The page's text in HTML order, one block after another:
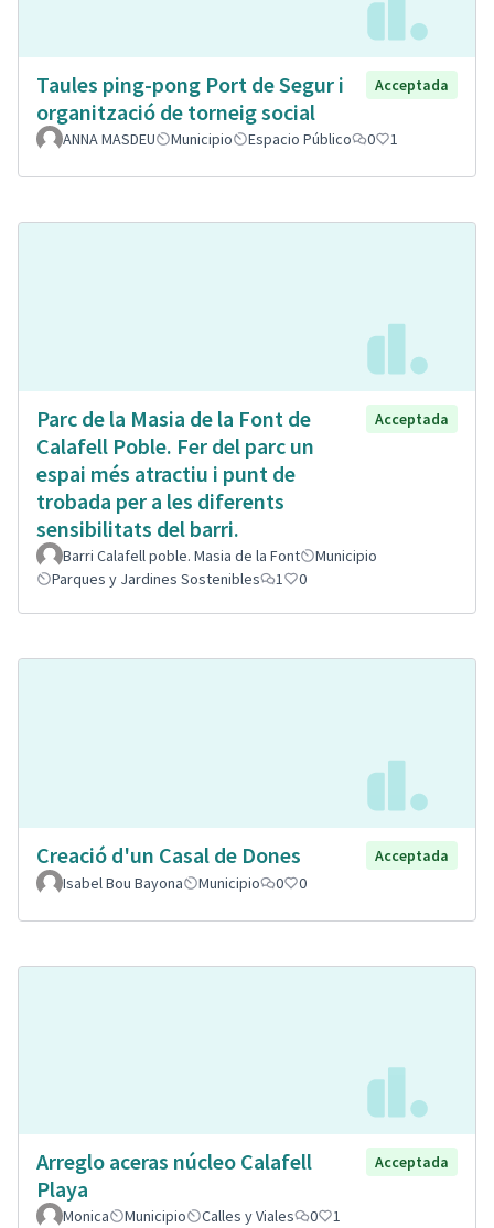
Taules ping-pong Port de Segur i
organització de torneig social
Acceptada
ANNA MASDEU Municipio Espacio Público 0 1
Parc de la Masia de la Font de
Calafell Poble. Fer del parc un
espai més atractiu i punt de
trobada per a les diferents
sensibilitats del barri.
Acceptada
Barri Calafell poble. Masia de la Font
Municipio
Parques y Jardines Sostenibles
1 0
Creació d'un Casal de Dones
Acceptada
Isabel Bou Bayona
Municipio 0 0
Arreglo aceras núcleo Calafell
Playa
Acceptada
Monica Municipio Calles y Viales 0 1